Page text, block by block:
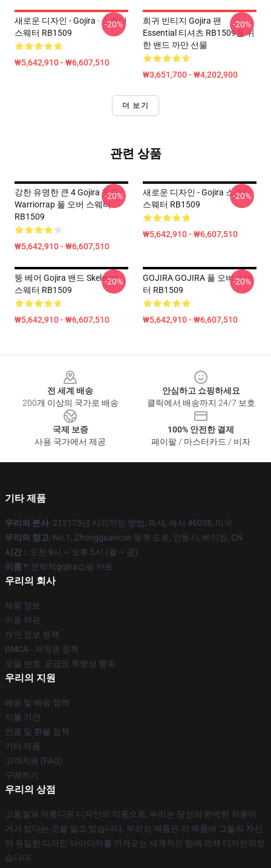
새로운 디자인 - Gojira · 스웨터
스웨터 RB1509
₩5,642,910 - ₩6,607,510
-20%
희귀 빈티지 Gojira 팬
Essential 티셔츠 RB1509를 위
한 밴드 까만 선물
₩3,651,700 - ₩4,202,900
-20%
더 보기
관련 상품
강한 유명한 큰 4 Gojira 포도
Warriorrap 풀 오버 스웨터
RB1509
₩5,642,910 - ₩6,607,510
-20%
새로운 디자인 - Gojira 스웨터
스웨터 RB1509
₩5,642,910 - ₩6,607,510
-20%
뚱 베어 Gojira 밴드 Skeleton
스웨터 RB1509
₩5,642,910 - ₩6,607,510
-20%
GOJIRA GOJIRA 풀 오버 스웨
터 RB1509
₩5,642,910 - ₩6,607,510
-20%
전 세계 배송
200개 이상의 국가로 배송
안심하고 쇼핑하세요
클릭에서 배송까지 24/7 보호
국제 보증
사용 국가에서 제공
100% 안전한 결제
페이팔 / 마스터카드 / 비자
기타 제품
우리의 본사: 212175년 시각적인 방법, 피셔, 에서 46038, 미국
우리의 창고: No.1, Zhongguancun 동쪽 도로, 안동시, 베이징, CN
시간 :: 오전 9시 ~ 오후 5시 (월 ~ 금)
이름 *: 연락처gojira쇼핑 카트
우리의 회사
제품 정보
이용 약관
개인 정보 정책
DMCA - 저작권 정책
모델 번호: 공급망 투명성 행위
우리의 지원
배송 및 배송 정책
지불 기간
반품 및 환불 정책
기타 제품
고객지원 (FAQ)
구매하기
우리의 상점
고품질과 아름다운 디자인의 각종으로, 우리는 당신의 완벽한 작풍이
거기 있다는 것을 알고 있습니다. 우리의 제품은 각 제품에 그들의 자신
의 유일한 디자인 아이디어를 가져오는 세계적인 팀에 의해 디자인되었
습니다.